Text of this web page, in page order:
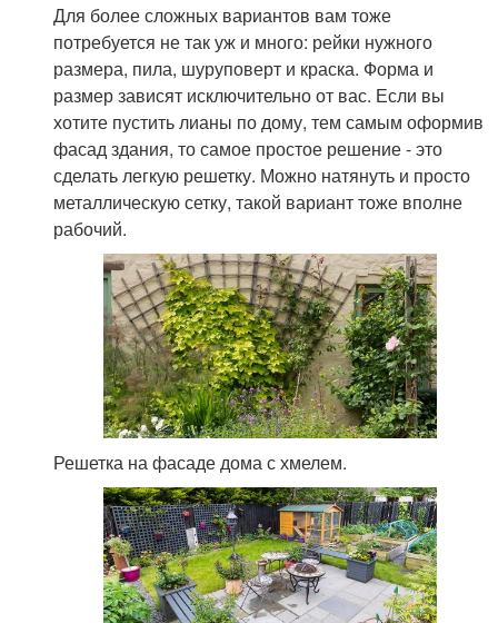
Для более сложных вариантов вам тоже
потребуется не так уж и много: рейки нужного
размера, пила, шуруповерт и краска. Форма и
размер зависят исключительно от вас. Если вы
хотите пустить лианы по дому, тем самым оформив
фасад здания, то самое простое решение - это
сделать легкую решетку. Можно натянуть и просто
металлическую сетку, такой вариант тоже вполне
рабочий.
Решетка на фасаде дома с хмелем.